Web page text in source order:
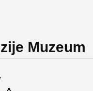
Muzeum